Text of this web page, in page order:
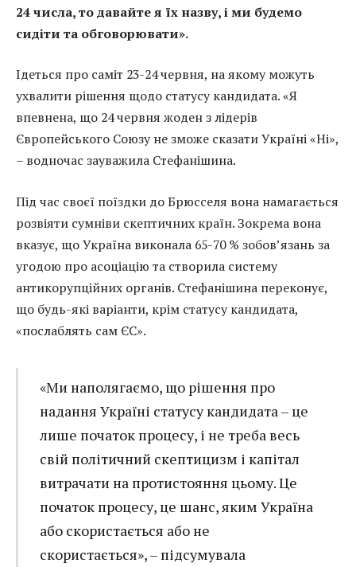
24 числа, то давайте я їх назву, і ми будемо
сидіти та обговорювати».
Ідеться про саміт 23-24 червня, на якому можуть
ухвалити рішення щодо статусу кандидата. «Я
впевнена, що 24 червня жоден з лідерів
Європейського Союзу не зможе сказати Україні «Ні»,
– водночас зауважила Стефанішина.
Під час своєї поїздки до Брюсселя вона намагається
розвіяти сумніви скептичних країн. Зокрема вона
вказує, що Україна виконала 65-70 % зобов’язань за
угодою про асоціацію та створила систему
антикорупційних органів. Стефанішина переконує,
що будь-які варіанти, крім статусу кандидата,
«послаблять сам ЄС».
«Ми наполягаємо, що рішення про
надання Україні статусу кандидата – це
лише початок процесу, і не треба весь
свій політичний скептицизм і капітал
витрачати на протистояння цьому. Це
початок процесу, це шанс, яким Україна
або скористається або не
скористається», – підсумувала